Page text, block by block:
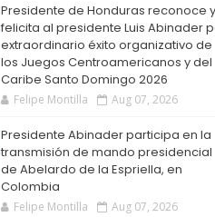
Presidente de Honduras reconoce y
felicita al presidente Luis Abinader
extraordinario éxito organizativo de
los Juegos Centroamericanos y del
Caribe Santo Domingo 2026
Felipe Montilla Aug 07, 2026
Presidente Abinader participa en la
transmisión de mando presidencial
de Abelardo de la Espriella, en
Colombia
Felipe Montilla Aug 07, 2026